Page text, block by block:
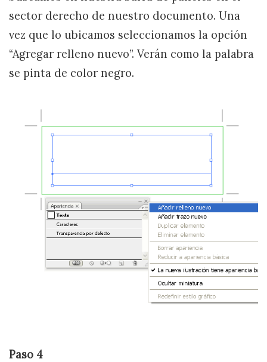
sector derecho de nuestro documento. Una
vez que lo ubicamos seleccionamos la opción
“Agregar relleno nuevo”. Verán como la palabra
se pinta de color negro.
Paso 4